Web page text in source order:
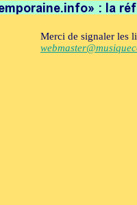
Merci de signaler les